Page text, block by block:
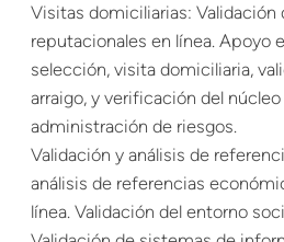
Visitas domiciliarias: Validación
reputacionales en línea. Apoyo
selección, visita domiciliaria,
arraigo, y verificación del
administración de riesgos.
Validación y análisis de
análisis de referencias
línea. Validación del entorno